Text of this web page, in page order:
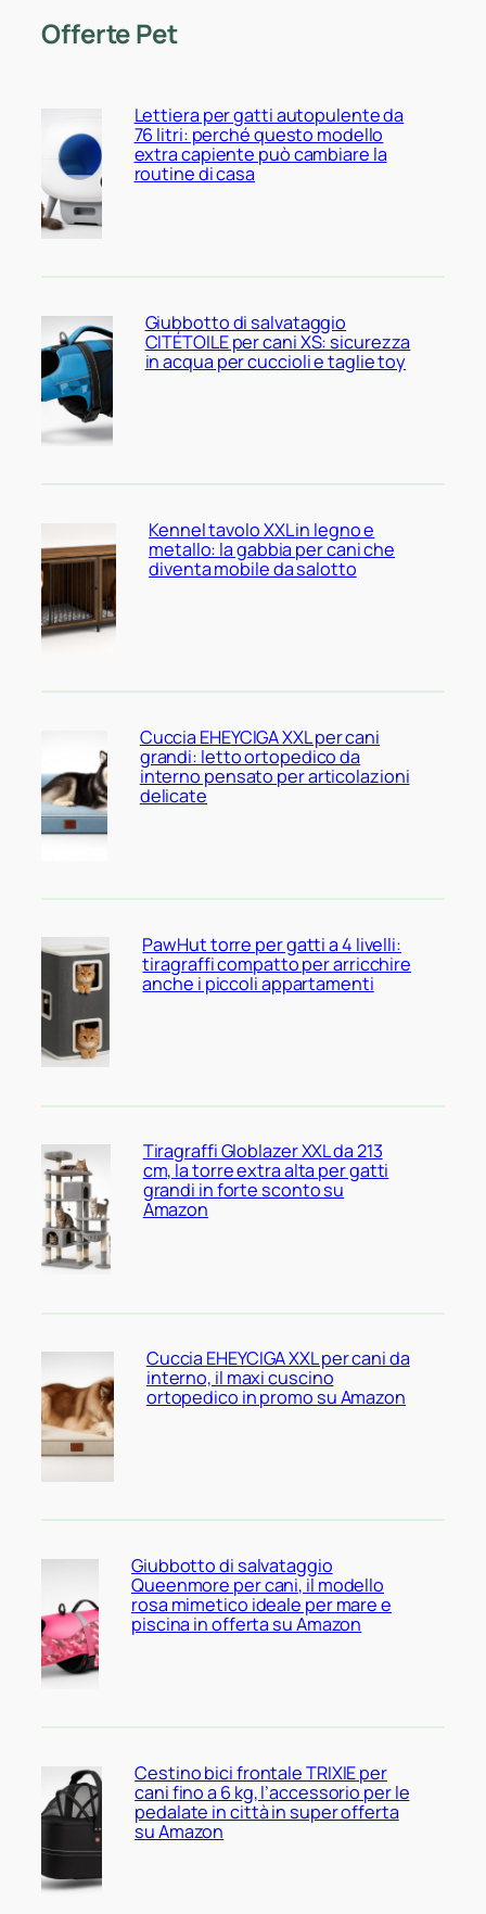
Offerte Pet
Lettiera per gatti autopulente da
76 litri: perché questo modello
extra capiente può cambiare la
routine di casa
Giubbotto di salvataggio
CITÉTOILE per cani XS: sicurezza
in acqua per cuccioli e taglie toy
Kennel tavolo XXL in legno e
metallo: la gabbia per cani che
diventa mobile da salotto
Cuccia EHEYCIGA XXL per cani
grandi: letto ortopedico da
interno pensato per articolazioni
delicate
PawHut torre per gatti a 4 livelli:
tiragraffi compatto per arricchire
anche i piccoli appartamenti
Tiragraffi Globlazer XXL da 213
cm, la torre extra alta per gatti
grandi in forte sconto su
Amazon
Cuccia EHEYCIGA XXL per cani da
interno, il maxi cuscino
ortopedico in promo su Amazon
Giubbotto di salvataggio
Queenmore per cani, il modello
rosa mimetico ideale per mare e
piscina in offerta su Amazon
Cestino bici frontale TRIXIE per
cani fino a 6 kg, l’accessorio per le
pedalate in città in super offerta
su Amazon